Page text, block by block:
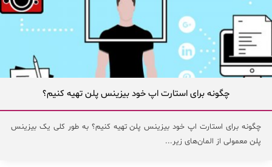
چگونه برای استارت اپ خود بیزینس پلن تهیه کنیم؟
چگونه برای استارت اپ خود بیزینس پلن تهیه کنیم؟ به طور کلی یک بیزینس
پلن معمولی از المان‌های زیر...